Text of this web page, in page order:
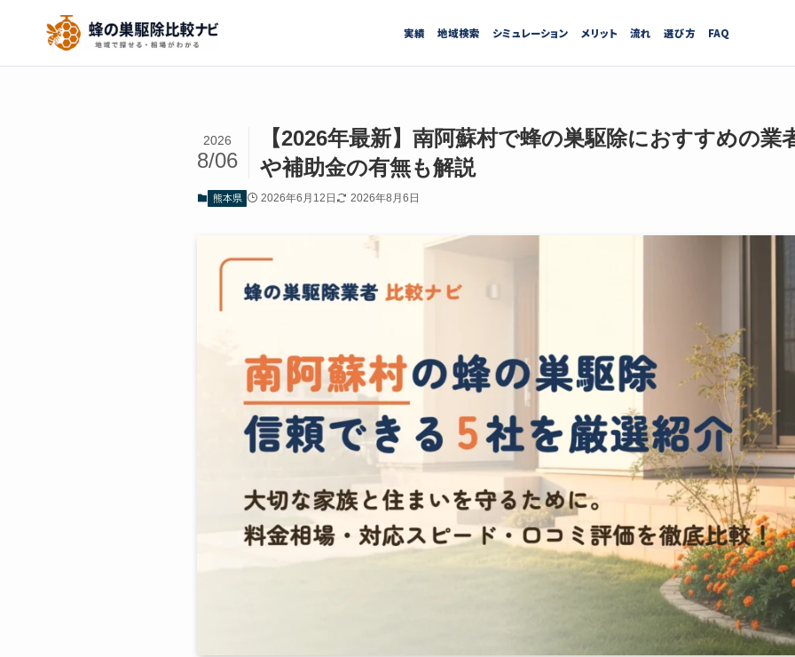
実績 地域検索 シミュレーション メリット 流れ 選び方 FAQ
【2026年最新】南阿蘇村で蜂の巣駆除におすすめの業
や補助金の有無も解説
2026
8/06
熊本県 2026年6月12日 2026年8月6日